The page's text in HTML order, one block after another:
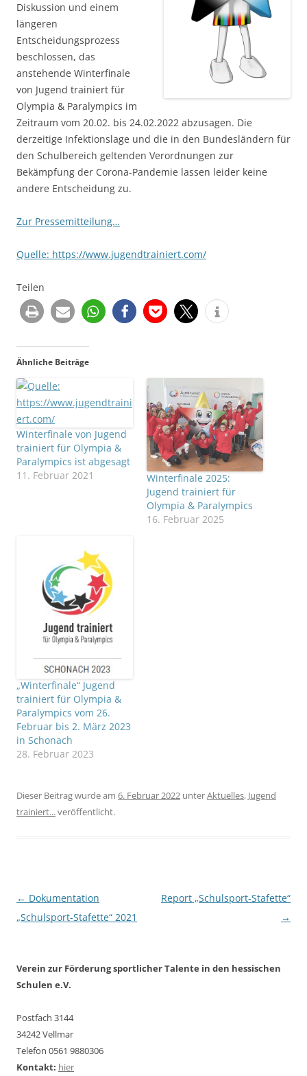
Diskussion und einem
längeren
Entscheidungsprozess
beschlossen, das
anstehende Winterfinale
von Jugend trainiert für
Olympia & Paralympics im
Zeitraum vom 20.02. bis 24.02.2022 abzusagen. Die
derzeitige Infektionslage und die in den Bundesländern für
den Schulbereich geltenden Verordnungen zur
Bekämpfung der Corona-Pandemie lassen leider keine
andere Entscheidung zu.
Zur Pressemitteilung…
Quelle: https://www.jugendtrainiert.com/
Teilen
Ähnliche Beiträge
Winterfinale von Jugend
trainiert für Olympia &
Paralympics ist abgesagt
11. Februar 2021
Winterfinale 2025:
Jugend trainiert für
Olympia & Paralympics
16. Februar 2025
„Winterfinale“ Jugend
trainiert für Olympia &
Paralympics vom 26.
Februar bis 2. März 2023
in Schonach
28. Februar 2023
Dieser Beitrag wurde am 6. Februar 2022 unterAktuelles, Jugend
trainiert...veröffentlicht.
Beitragsnavigation
← Dokumentation
„Schulsport-Stafette“ 2021
Report „Schulsport-Stafette“
→
Verein zur Förderung sportlicher Talente in den hessischen
Schulen e.V.
Postfach 3144
34242 Vellmar
Telefon 0561 9880306
Kontakt: hier